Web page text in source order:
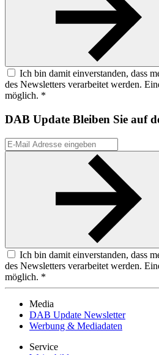
Ich bin damit einverstanden, dass
des Newsletters verarbeitet werden.
möglich. *
DAB Update Bleiben Sie auf
Ich bin damit einverstanden, dass
des Newsletters verarbeitet werden.
möglich. *
Media
DAB Update Newsletter
Werbung & Mediadaten
Service